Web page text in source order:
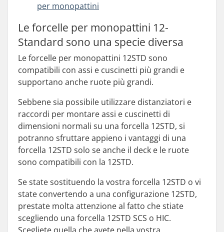
per monopattini
Le forcelle per monopattini 12-
Standard sono una specie diversa
Le forcelle per monopattini 12STD sono
compatibili con assi e cuscinetti più grandi e
supportano anche ruote più grandi.
Sebbene sia possibile utilizzare distanziatori e
raccordi per montare assi e cuscinetti di
dimensioni normali su una forcella 12STD, si
potranno sfruttare appieno i vantaggi di una
forcella 12STD solo se anche il deck e le ruote
sono compatibili con la 12STD.
Se state sostituendo la vostra forcella 12STD o vi
state convertendo a una configurazione 12STD,
prestate molta attenzione al fatto che stiate
scegliendo una forcella 12STD SCS o HIC.